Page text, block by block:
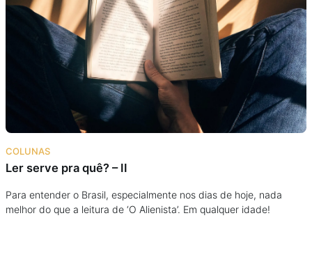
COLUNAS
Ler serve pra quê? – II
Para entender o Brasil, especialmente nos dias de hoje, nada
melhor do que a leitura de ‘O Alienista’. Em qualquer idade!